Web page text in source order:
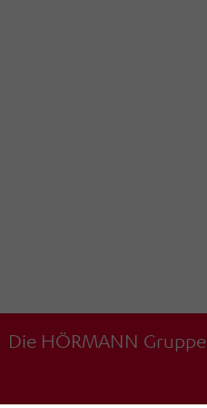
Die HÖRMANN Gruppe